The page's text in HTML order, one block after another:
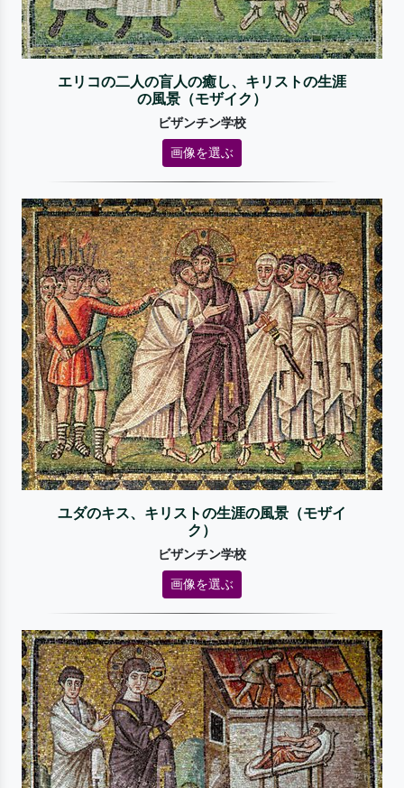
エリコの二人の盲人の癒し、キリストの生涯
の風景（モザイク）
ビザンチン学校
画像を選ぶ
ユダのキス、キリストの生涯の風景（モザイ
ク）
ビザンチン学校
画像を選ぶ